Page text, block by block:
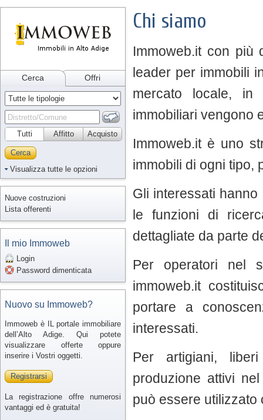
Cerca Offri
Tutti Acquisto
Affitto
Cerca
Visualizza tutte le opzioni
Nuove costruzioni
Lista offerenti
Il mio Immoweb
Login
Password dimenticata
Nuovo su Immoweb?
Immoweb è IL portale immobiliare
dell’Alto Adige. Qui potete
visualizzare offerte oppure
inserire i Vostri oggetti.
Registrarsi
La registrazione offre numerosi
vantaggi ed è gratuita!
Chi siamo
Immoweb.it con più
leader per immobili
mercato locale, in
immobiliari vengono
Immoweb.it è uno
immobili di ogni tipo,
Gli interessati hanno
le funzioni di
dettagliate da parte
Per operatori nel
immoweb.it
portare a
interessati.
Per artigiani,
produzione attivi
può essere utilizzato